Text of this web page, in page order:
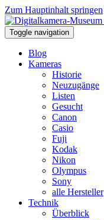
Zum Hauptinhalt springen
Toggle navigation
Blog
Kameras
Historie
Neuzugänge
Listen
Gesucht
Canon
Casio
Fuji
Kodak
Nikon
Olympus
Sony
alle Hersteller
Technik
Überblick